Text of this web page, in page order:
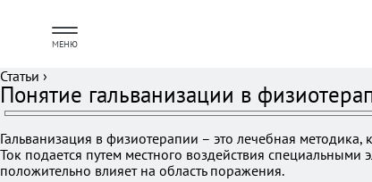
МЕНЮ
Статьи ›
Понятие гальванизации в
Гальванизация в физиотерапии – это лечебная
Ток подается путем местного воздействия
положительно влияет на область поражения.